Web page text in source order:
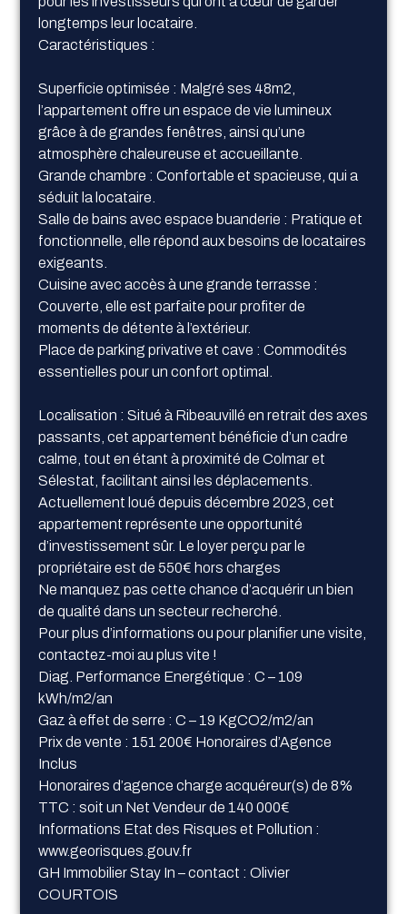
longtemps leur locataire.
Caractéristiques :
Superficie optimisée : Malgré ses 48m2,
l’appartement offre un espace de vie lumineux
grâce à de grandes fenêtres, ainsi qu’une
atmosphère chaleureuse et accueillante.
Grande chambre : Confortable et spacieuse, qui a
séduit la locataire.
Salle de bains avec espace buanderie : Pratique et
fonctionnelle, elle répond aux besoins de locataires
exigeants.
Cuisine avec accès à une grande terrasse :
Couverte, elle est parfaite pour profiter de
moments de détente à l’extérieur.
Place de parking privative et cave : Commodités
essentielles pour un confort optimal.
Localisation : Situé à Ribeauvillé en retrait des axes
passants, cet appartement bénéficie d’un cadre
calme, tout en étant à proximité de Colmar et
Sélestat, facilitant ainsi les déplacements.
Actuellement loué depuis décembre 2023, cet
appartement représente une opportunité
d’investissement sûr. Le loyer perçu par le
propriétaire est de 550€ hors charges
Ne manquez pas cette chance d’acquérir un bien
de qualité dans un secteur recherché.
Pour plus d’informations ou pour planifier une visite,
contactez-moi au plus vite !
Diag. Performance Energétique : C – 109
kWh/m2/an
Gaz à effet de serre : C – 19 KgCO2/m2/an
Prix de vente : 151 200€ Honoraires d’Agence
Inclus
Honoraires d’agence charge acquéreur(s) de 8%
TTC : soit un Net Vendeur de 140 000€
Informations Etat des Risques et Pollution :
www.georisques.gouv.fr
GH Immobilier Stay In – contact : Olivier
COURTOIS